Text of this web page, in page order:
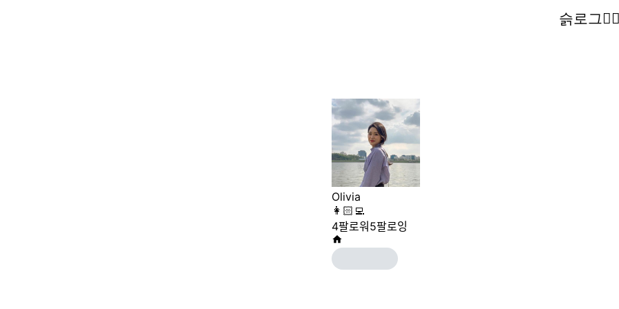
슭로그
슭로그
Olivia
👩🏻‍💻
4팔로워 5팔로잉